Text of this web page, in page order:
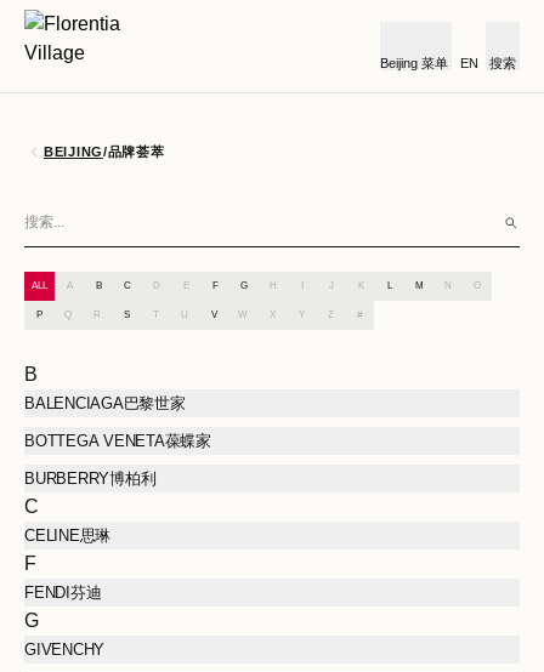
Beijing 菜单 EN 搜索
BEIJING/品牌荟萃
ALL A B C D E F G H J K L M N O
P Q R S T U V W X Y Z #
B
BALENCIAGA巴黎世家
BOTTEGA VENETA葆蝶家
BURBERRY博柏利
C
CELINE思琳
F
FENDI芬迪
G
GIVENCHY